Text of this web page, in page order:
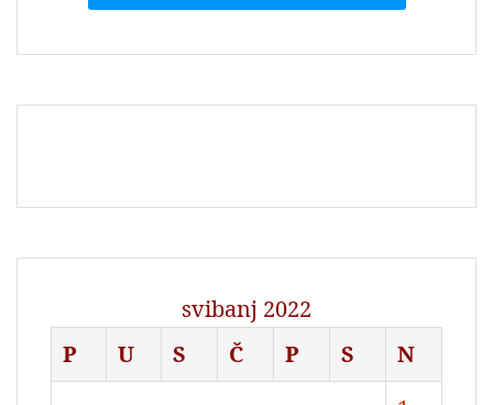
svibanj 2022
P
U S Č P S
N